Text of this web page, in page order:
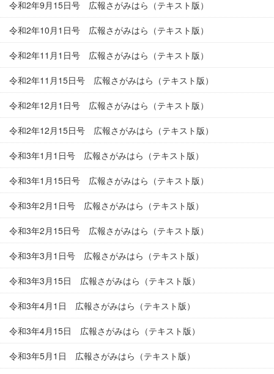
令和2年9月15日号 広報さがみはら（テキスト版）
令和2年10月1日号 広報さがみはら（テキスト版）
令和2年11月1日号 広報さがみはら（テキスト版）
令和2年11月15日号 広報さがみはら（テキスト版）
令和2年12月1日号 広報さがみはら（テキスト版）
令和2年12月15日号 広報さがみはら（テキスト版）
令和3年1月1日号 広報さがみはら（テキスト版）
令和3年1月15日号 広報さがみはら（テキスト版）
令和3年2月1日号 広報さがみはら（テキスト版）
令和3年2月15日号 広報さがみはら（テキスト版）
令和3年3月1日号 広報さがみはら（テキスト版）
令和3年3月15日 広報さがみはら（テキスト版）
令和3年4月1日 広報さがみはら（テキスト版）
令和3年4月15日 広報さがみはら（テキスト版）
令和3年5月1日 広報さがみはら（テキスト版）